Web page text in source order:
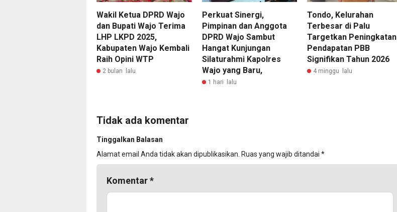
Wakil Ketua DPRD Wajo
dan Bupati Wajo Terima
LHP LKPD 2025,
Kabupaten Wajo Kembali
Raih Opini WTP
2 bulan lalu
Perkuat Sinergi,
Pimpinan dan Anggota
DPRD Wajo Sambut
Hangat Kunjungan
Silaturahmi Kapolres
Wajo yang Baru,
1 hari lalu
Tondo, Kelurahan
Terbesar di Palu
Targetkan Peningkatan
Pendapatan PBB
Signifikan Tahun 2026
4 minggu lalu
Tidak ada komentar
Tinggalkan Balasan
Alamat email Anda tidak akan dipublikasikan. Ruas yang wajib ditandai *
Komentar*